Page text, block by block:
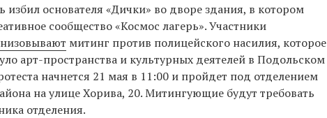
избил основателя «Дички» во дворе здания, в котором
сообщество «Космос лагерь». Участники
митинг против полицейского насилия, которое
арт-пространства и культурных деятелей в Подольском
начнется 21 мая в 11:00 и пройдет под отделением
на улице Хорива, 20. Митингующие будут требовать
отделения.